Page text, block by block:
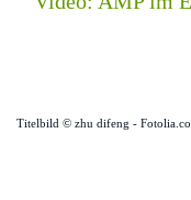
Titelbild © zhu difeng -